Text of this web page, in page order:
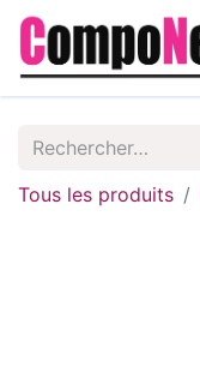
Tous les produits